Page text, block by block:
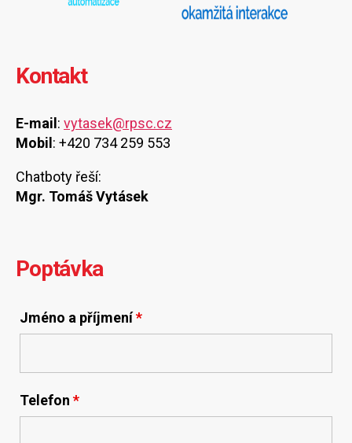
Kontakt
E-mail : vytasek@rpsc.cz
Mobil : +420 734 259 553
Chatboty řeší:
Mgr. Tomáš Vytásek
Poptávka
Jméno a příjmení*
Telefon *